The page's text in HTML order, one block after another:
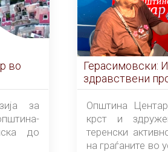
во
за
до
Герасимовски:
здравствени
граѓаните во
Општина
крст и
теренски
на граѓаните во